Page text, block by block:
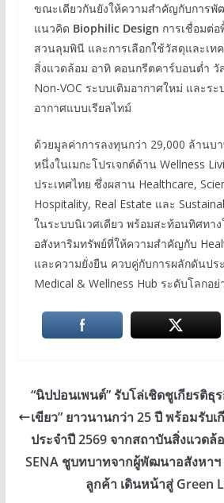
ขณะเดียวกันยังให้ความสำคัญกับการพั
แนวคิด Biophilic Design การเชื่อมต่
สวนลุมพินี และการเลือกใช้วัสดุและเท
สิ่งแวดล้อม อาทิ คอนกรีตคาร์บอนต่ำ วั
Non-VOC ระบบเติมอากาศใหม่ และร
อากาศแบบเรียลไทม์
ด้วยมูลค่าการลงทุนกว่า 29,000 ล้านบ
หนึ่งในเมกะโปรเจกต์ด้าน Wellness
ประเทศไทย ซึ่งผสาน Healthcare,
Hospitality, Real Estate และ
ในระบบนิเวศเดียว พร้อมสะท้อนทิศทา
อสังหาริมทรัพย์ที่ให้ความสำคัญกับ
และความยั่งยืน ควบคู่กับการผลักดันปร
Medical & Wellness Hub ระดับโลกอ
“นิปปอนเพนต์” รับโล่เชิดชูเกียรติธุ
เขียว” ยาวนานกว่า 25 ปี พร้อมรับ
ประจำปี 2569 จากสถาบันสิ่งแวดล้
SENA ชูบทบาทจากผู้พัฒนาอสังหา
ลูกค้า เดินหน้าสู่ Green